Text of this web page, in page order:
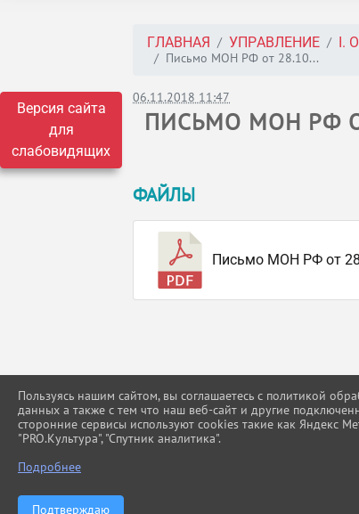
Версия сайта
для
слабовидящих
ГЛАВНАЯ УПРАВЛЕНИЕ I.
Письмо МОН РФ от 28.10...
06.11.2018 11:47
ПИСЬМО МОН РФ
ФАЙЛЫ
Письмо МОН РФ от
Пользуясь нашим сайтом, вы соглашаетесь с политикой
данных а также с тем что наш веб-сайт и другие
сторонние сервисы используют cookies такие как Яндекс
"PRO.Культура", "Спутник аналитика".
Подробнее
Подтверждаю